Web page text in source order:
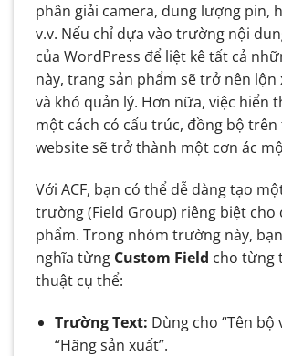
phân giải camera, dung lượng pin,
v.v. Nếu chỉ dựa vào trường nội
của WordPress để liệt kê tất cả
này, trang sản phẩm sẽ trở nên lộn
và khó quản lý. Hơn nữa, việc hiển
một cách có cấu trúc, đồng bộ trên
website sẽ trở thành một cơn ác
Với ACF, bạn có thể dễ dàng tạo
trường (Field Group) riêng biệt cho
phẩm. Trong nhóm trường này,
nghĩa từng Custom Field cho từng
thuật cụ thể:
Trường Text: Dùng cho “Tên bộ
“Hãng sản xuất”.